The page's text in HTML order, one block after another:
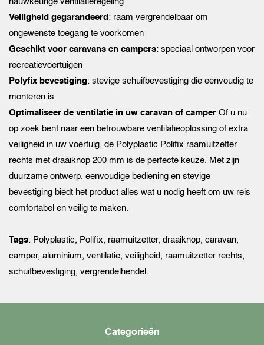
Veiligheid gegarandeerd : raam vergrendelbaar om
ongewenste toegang te voorkomen
Geschikt voor caravans en campers: speciaal ontworpen voor
recreatievoertuigen
Polyfix bevestiging: stevige schuifbevestiging die eenvoudig te
monteren is
Optimaliseer de ventilatie in uw caravan of camper Of u nu
op zoek bent naar een betrouwbare ventilatieoplossing of extra
veiligheid in uw voertuig, de Polyplastic Polifix raamuitzetter
rechts met draaiknop 200 mm is de perfecte keuze. Met zijn
duurzame ontwerp, eenvoudige bediening en stevige
bevestiging biedt het product alles wat u nodig heeft om uw reis
comfortabel en veilig te maken.
Tags: Polyplastic, Polifix, raamuitzetter, draaiknop, caravan,
camper, aluminium, ventilatie, veiligheid, raamuitzetter rechts,
schuifbevestiging, vergrendelhendel.
Categorieën